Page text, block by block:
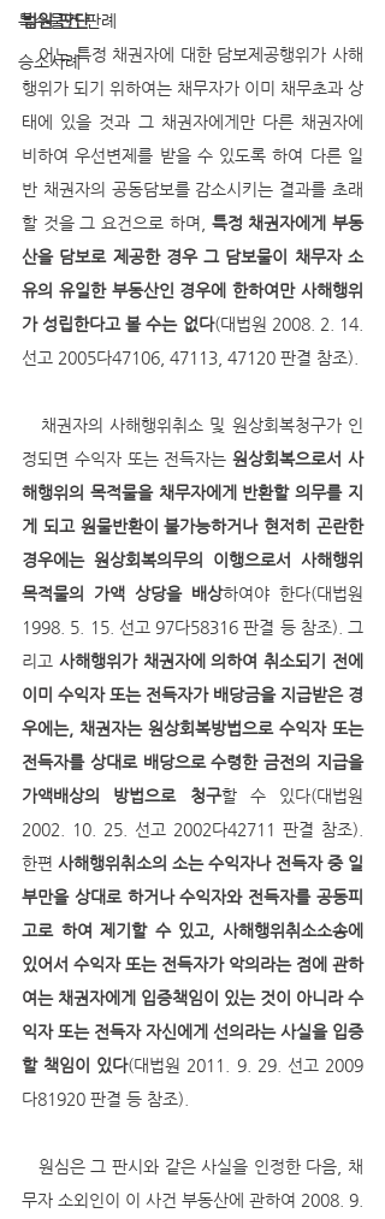
특수물건 판례
승소사례
법원 판단
   어느 특정 채권자에 대한 담보제공행위가 사해
행위가 되기 위하여는 채무자가 이미 채무초과 상
태에 있을 것과 그 채권자에게만 다른 채권자에
비하여 우선변제를 받을 수 있도록 하여 다른 일
반 채권자의 공동담보를 감소시키는 결과를 초래
할 것을 그 요건으로 하며, 특정 채권자에게 부동
산을 담보로 제공한 경우 그 담보물이 채무자 소
유의 유일한 부동산인 경우에 한하여만 사해행위
가 성립한다고 볼 수는 없다(대법원 2008. 2. 14.
선고 2005다47106, 47113, 47120 판결 참조).
정되면 수익자 또는 전득자는 원상회복으로서 사
해행위의 목적물을 채무자에게 반환할 의무를 지
게 되고 원물반환이 불가능하거나 현저히 곤란한
경우에는 원상회복의무의 이행으로서 사해행위
목적물의 가액 상당을 배상하여야 한다(대법원
1998. 5. 15. 선고 97다58316 판결 등 참조). 그
리고 사해행위가 채권자에 의하여 취소되기 전에
이미 수익자 또는 전득자가 배당금을 지급받은 경
우에는, 채권자는 원상회복방법으로 수익자 또는
전득자를 상대로 배당으로 수령한 금전의 지급을
가액배상의 방법으로 청구할 수 있다(대법원
2002. 10. 25. 선고 2002다42711 판결 참조).
한편 사해행위취소의 소는 수익자나 전득자 중 일
부만을 상대로 하거나 수익자와 전득자를 공동피
고로 하여 제기할 수 있고, 사해행위취소소송에
있어서 수익자 또는 전득자가 악의라는 점에 관하
여는 채권자에게 입증책임이 있는 것이 아니라 수
익자 또는 전득자 자신에게 선의라는 사실을 입증
할 책임이 있다(대법원 2011. 9. 29. 선고 2009
다81920 판결 등 참조).
무자 소외인이 이 사건 부동산에 관하여 2008. 9.